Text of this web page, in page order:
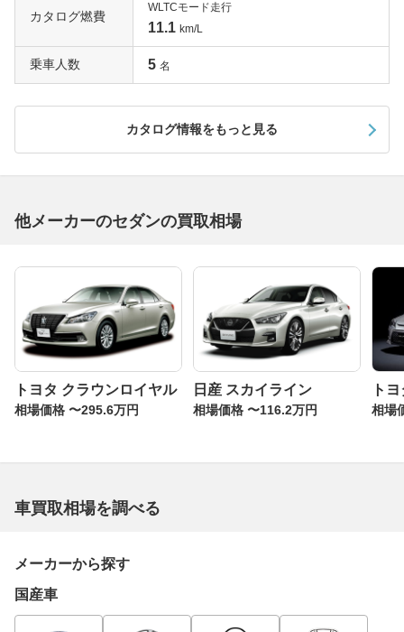
カタログ燃費
WLTCモード走行
11.1 km/L
乗車人数 5 名
カタログ情報をもっと見る
他メーカーのセダンの買取相場
トヨタ クラウンロイヤル
相場価格 〜295.6万円
日産 スカイライン
相場価格 〜116.2万円
ト
相場
車買取相場を調べる
メーカーから探す
国産車